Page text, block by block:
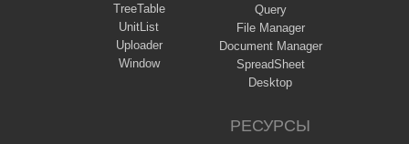
TreeTable
UnitList
Uploader
Window
Query
File Manager
Document Manager
SpreadSheet
Desktop
РЕСУРСЫ